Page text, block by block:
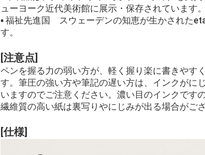
ューヨーク近代美術館に展示・保存されています。
▪ 福祉先進国 スウェーデンの知恵が生かされた
す。
[注意点]
ペンを握る力の弱い方が、軽く握り楽に書きやす
す。筆圧の強い方や筆記の遅い方は、インクがに
いますのでご注意ください。濃い目のインクです
繊維質の高い紙は裏写りやにじみが出る場合がござ
[仕様]